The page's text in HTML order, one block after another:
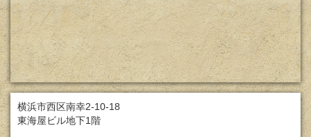
横浜市西区南幸2-10-18
東海屋ビル地下1階